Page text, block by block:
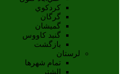
کردکوي
گرگان
گميشان
گنبد کاووس
بازگشت
لرستان
تمام شهر‌ها
الشتر